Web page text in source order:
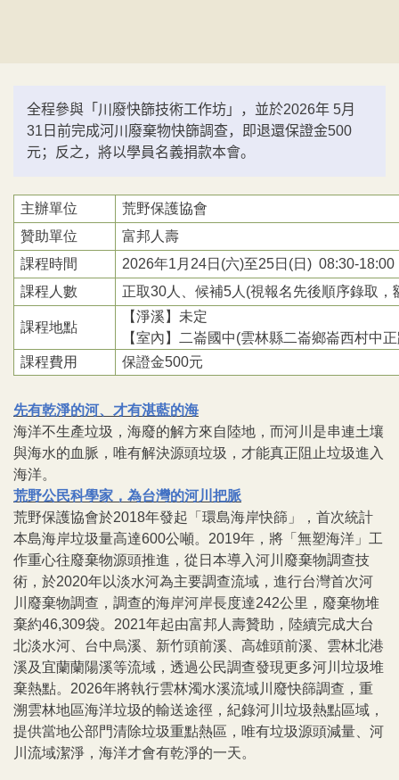
全程參與「川廢快篩技術工作坊」，並於2026年 5月
31日前完成河川廢棄物快篩調查，即退還保證金500
元；反之，將以學員名義捐款本會。
主辦單位
荒野保護協會
贊助單位
富邦人壽
課程時間
2026年1月24日(六)至25日(日) 08:30-18:00
課程人數
正取30人、候補5人(視報名先後順序錄取，
課程地點
【淨溪】未定
【室內】二崙國中(雲林縣二崙鄉崙西村中
課程費用
保證金500元
先有乾淨的河、才有湛藍的海
海洋不生產垃圾，海廢的解方來自陸地，而河川是串連土壤
與海水的血脈，唯有解決源頭垃圾，才能真正阻止垃圾進入
海洋。
荒野公民科學家，為台灣的河川把脈
荒野保護協會於2018年發起「環島海岸快篩」，首次統計
本島海岸垃圾量高達600公噸。2019年，將「無塑海洋」工
作重心往廢棄物源頭推進，從日本導入河川廢棄物調查技
術，於2020年以淡水河為主要調查流域，進行台灣首次河
川廢棄物調查，調查的海岸河岸長度達242公里，廢棄物堆
棄約46,309袋。2021年起由富邦人壽贊助，陸續完成大台
北淡水河、台中烏溪、新竹頭前溪、高雄頭前溪、雲林北港
溪及宜蘭蘭陽溪等流域，透過公民調查發現更多河川垃圾堆
棄熱點。2026年將執行雲林濁水溪流域川廢快篩調查，重
溯雲林地區海洋垃圾的輸送途徑，紀錄河川垃圾熱點區域，
提供當地公部門清除垃圾重點熱區，唯有垃圾源頭減量、河
川流域潔淨，海洋才會有乾淨的一天。